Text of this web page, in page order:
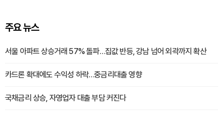
주요 뉴스
서울 아파트 상승거래 57% 돌파…집값 반등, 강남 넘어 외곽까지 확산
카드론 확대에도 수익성 하락…중금리대출 영향
국채금리 상승, 자영업자 대출 부담 커진다